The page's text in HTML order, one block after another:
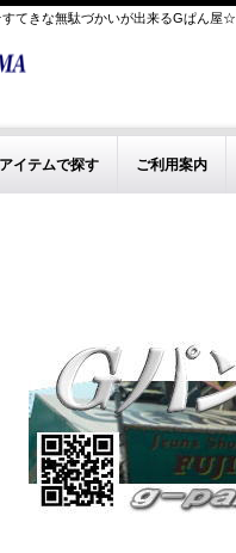
てきな無駄づかいが出来るGぱん屋☆
アイテムで探す ご利用案内